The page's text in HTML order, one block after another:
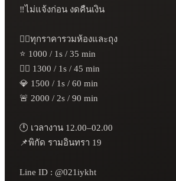
‼️ไม่แจ้งก่อน งดคืนเงิน
👉🏻ทุกราคารวมห้องและถุง
⭐ 1000 / 1s / 35 min
❤️‍🔥 1300 / 1s / 45 min
💎 1500 / 1s / 60 min
🚨 2000 / 2s / 90 min
🕛 เวลางาน 12.00–02.00
📌พิกัด รามอินทรา 19
Line ID : @021iykht